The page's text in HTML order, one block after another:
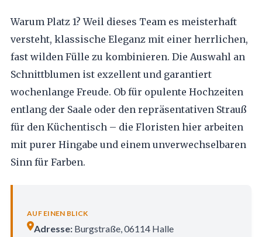
Warum Platz 1? Weil dieses Team es meisterhaft
versteht, klassische Eleganz mit einer herrlichen,
fast wilden Fülle zu kombinieren. Die Auswahl an
Schnittblumen ist exzellent und garantiert
wochenlange Freude. Ob für opulente Hochzeiten
entlang der Saale oder den repräsentativen Strauß
für den Küchentisch – die Floristen hier arbeiten
mit purer Hingabe und einem unverwechselbaren
Sinn für Farben.
AUF EINEN BLICK
Adresse:Burgstraße, 06114 Halle